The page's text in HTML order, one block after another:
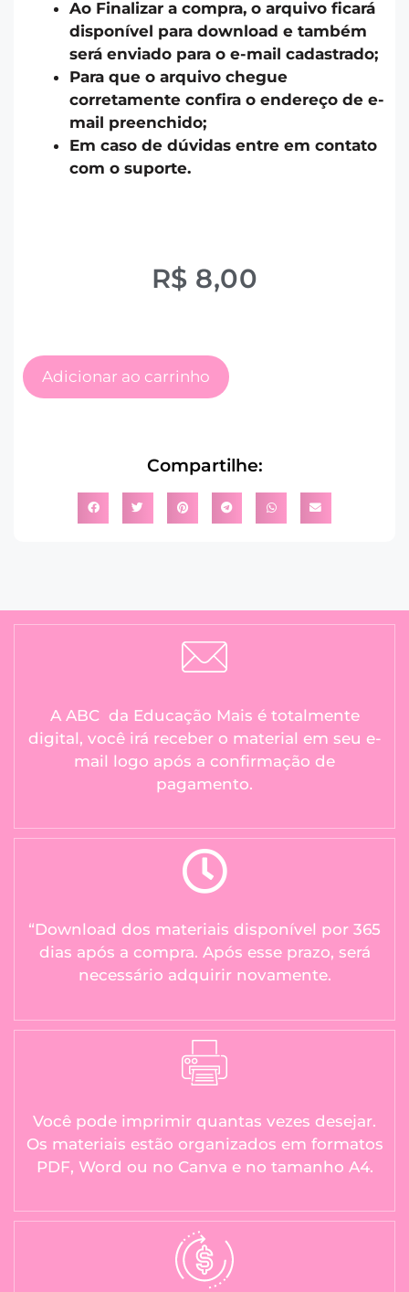
Ao Finalizar a compra, o arquivo ficará
disponível para download e também
será enviado para o e-mail cadastrado;
Para que o arquivo chegue
corretamente confira o endereço de e-
mail preenchido;
Em caso de dúvidas entre em contato
com o suporte.
R$ 8,00
Adicionar ao carrinho
Compartilhe:
A ABC da Educação Mais é totalmente
digital, você irá receber o material em seu e-
mail logo após a confirmação de
pagamento.
“Download dos materiais disponível por 365
dias após a compra. Após esse prazo, será
necessário adquirir novamente.
Você pode imprimir quantas vezes desejar.
Os materiais estão organizados em formatos
PDF, Word ou no Canva e no tamanho A4.